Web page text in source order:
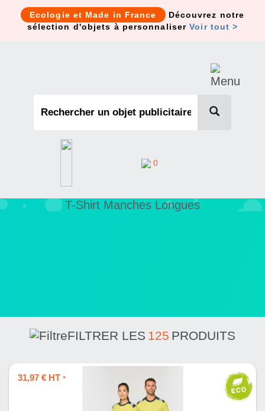
Ecologie et Made in France
Découvrez notre
sélection d'objets à personnaliserVoir tout >
0
T-Shirt Manches Longues
FILTRER LES 125 PRODUITS
31,97 € HT *
Cookies management panel